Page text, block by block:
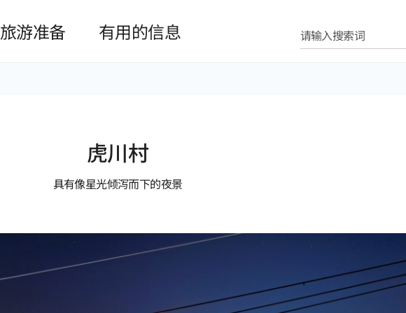
旅游准备 有用的信息 请输入搜索词
虎川村
具有像星光倾泻而下的夜景